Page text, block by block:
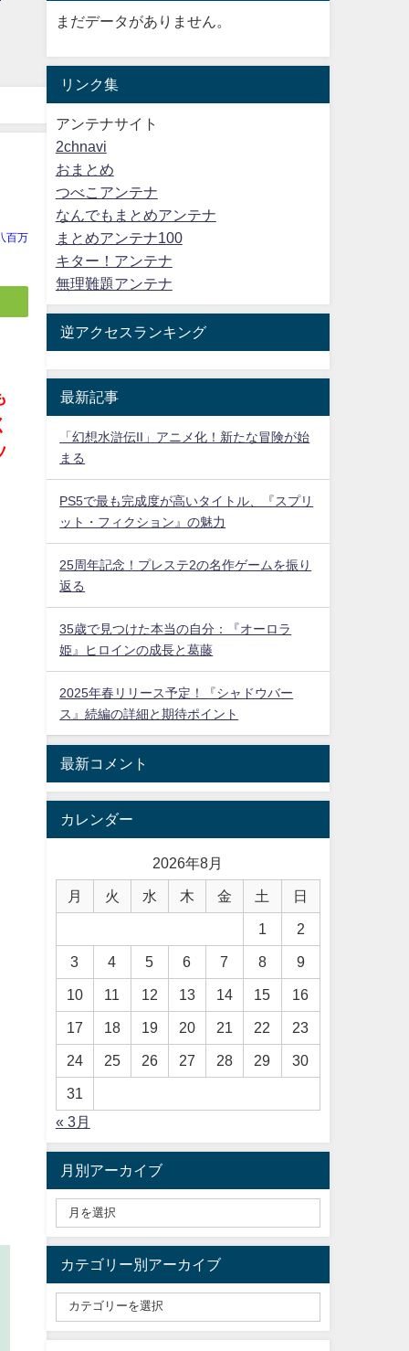
百万
まだデータがありません。
リンク集
アンテナサイト
2chnavi
おまとめ
つべこアンテナ
なんでもまとめアンテナ
まとめアンテナ100
キター！アンテナ
無理難題アンテナ
逆アクセスランキング
最新記事
「幻想水滸伝II」アニメ化！新たな冒険が始
まる
PS5で最も完成度が高いタイトル、『スプリ
ット・フィクション』の魅力
25周年記念！プレステ2の名作ゲームを振り
返る
35歳で見つけた本当の自分：『オーロラ
姫』ヒロインの成長と葛藤
2025年春リリース予定！『シャドウバー
ス』続編の詳細と期待ポイント
最新コメント
カレンダー
2026年8月
月 火 水 木 金 土 日
1 2
3 4 5 6 7 8 9
10 11 12 13 14 15 16
17 18 19 20 21 22 23
24 25 26 27 28 29 30
31
« 3月
月別アーカイブ
カテゴリー別アーカイブ